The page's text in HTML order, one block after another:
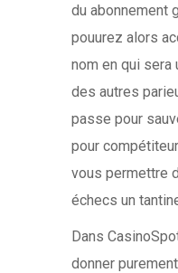
du abonnement
pouurez alors
nom en qui sera
des autres
passe pour
pour
vous permettre
échecs un
Dans
donner